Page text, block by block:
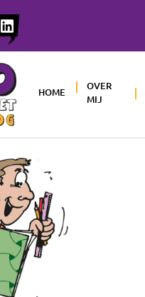
HOME
OVER
MIJ